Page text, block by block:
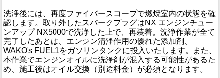
洗浄後には、再度ファイバースコープで燃焼室内の状態を確
認します。取り外したスパークプラグはNX エンジンチュー
ンアップ NX5000で洗浄した上で、再装着。洗浄作業が全て
完了したあとは、エンジン清浄作用の優れた添加剤、
WAKO's FUEL1をガソリンタンクに投入いたします。また、
本作業でエンジンオイルに洗浄剤が混入する可能性があるた
め、施工後はオイル交換（別途料金）が必須となります。